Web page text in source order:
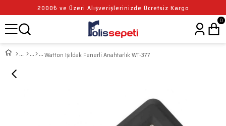
2000₺ ve Üzeri Alışverişlerinizde Ücretsiz Kargo
0
Watton Işıldak Fenerli Anahtarlık WT-377